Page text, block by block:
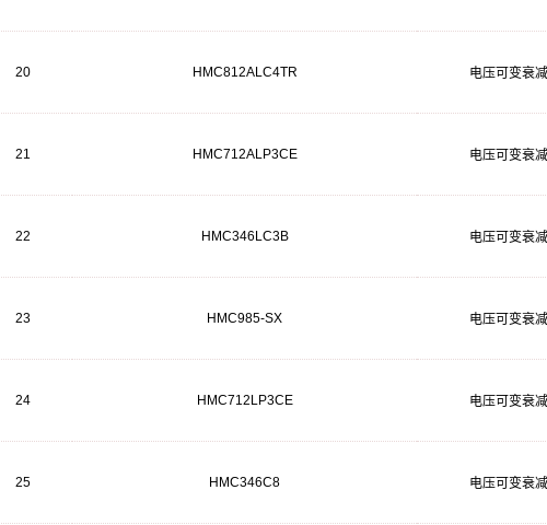
20 HMC812ALC4TR 电压可变衰
21 HMC712ALP3CE 电压可变衰
22 HMC346LC3B 电压可变衰
23 HMC985-SX 电压可变衰
24 HMC712LP3CE 电压可变衰
25 HMC346C8 电压可变衰